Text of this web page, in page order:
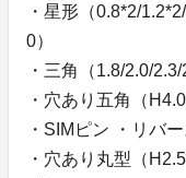
・星形（0.8*2/
0）
・三角（1.8/2.0/
・穴あり五角（
・SIMピン ・リバ
・穴あり丸型（